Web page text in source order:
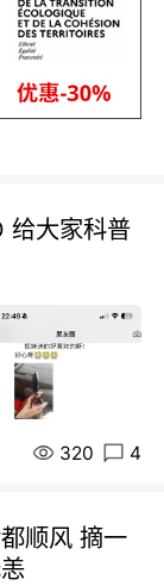
给大家科普
320 4
顺风 摘一